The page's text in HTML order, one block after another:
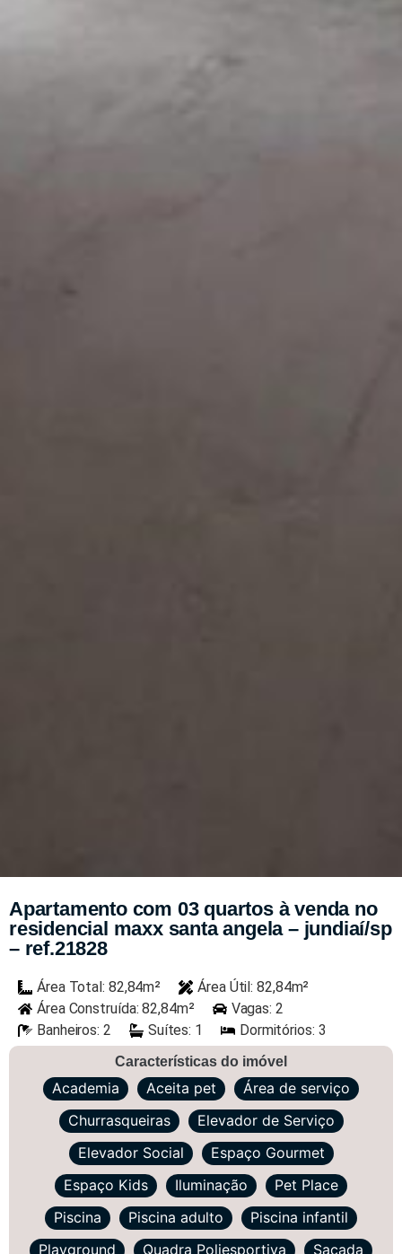
Apartamento com 03 quartos à venda no
residencial maxx santa angela – jundiaí/sp
– ref.21828
Área Total: 82,84m²
Área Útil: 82,84m²
Área Construída: 82,84m²
Vagas: 2
Banheiros: 2
Suítes: 1 Dormitórios: 3
Características do imóvel
Academia Aceita pet
Área de serviço
Churrasqueiras
Elevador de Serviço
Elevador Social
Espaço Gourmet
Espaço Kids
Iluminação
Pet Place
Piscina
Piscina adulto
Piscina infantil
Playground
Quadra Poliesportiva Sacada